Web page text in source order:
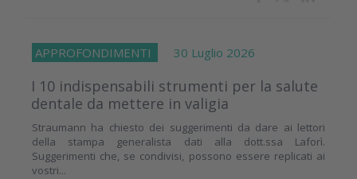
APPROFONDIMENTI 30 Luglio 2026
I 10 indispensabili strumenti per la salute
dentale da mettere in valigia
Straumann ha chiesto dei suggerimenti da dare ai lettori
della stampa generalista dati alla dott.ssa Laforì.
Suggerimenti che, se condivisi, possono essere replicati ai
vostri...